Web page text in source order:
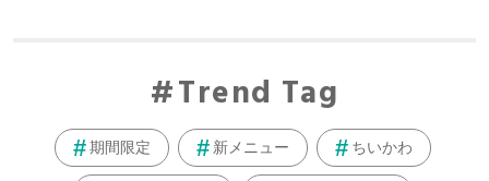
Trend Tag
期間限定 新メニュー ちいかわ